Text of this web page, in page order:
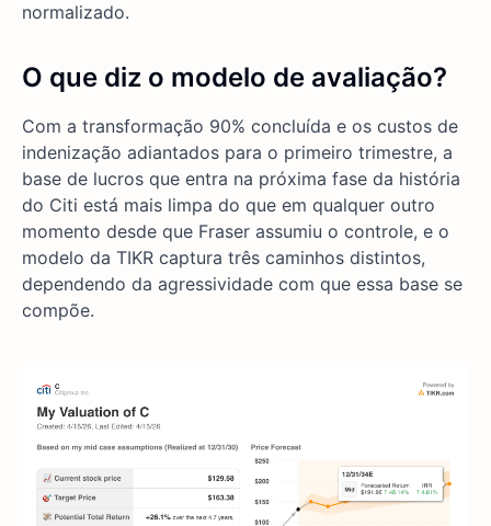
normalizado.
O que diz o modelo de avaliação?
Com a transformação 90% concluída e os custos de
indenização adiantados para o primeiro trimestre, a
base de lucros que entra na próxima fase da história
do Citi está mais limpa do que em qualquer outro
momento desde que Fraser assumiu o controle, e o
modelo da TIKR captura três caminhos distintos,
dependendo da agressividade com que essa base se
compõe.